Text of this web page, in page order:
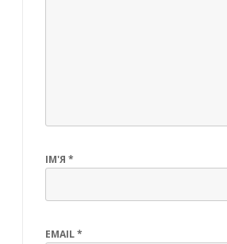
ІМ'Я *
EMAIL*